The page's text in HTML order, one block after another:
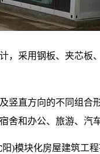
采用钢板、夹芯
竖直方向的不同组
和办公、旅游、汽
)模块化房屋建筑工